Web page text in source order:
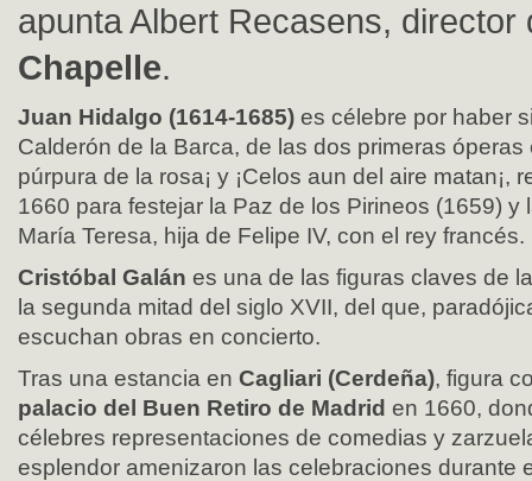
apunta Albert Recasens,
Chapelle.
Juan Hidalgo (1614-1685) es célebre por haber
Calderón de la Barca, de las dos primeras óperas
púrpura de la rosa¡ y ¡Celos aun del aire matan¡,
1660 para festejar la Paz de los Pirineos (1659) y
María Teresa, hija de Felipe IV, con el rey francés.
Cristóbal Galán es una de las figuras claves de
la segunda mitad del siglo XVII, del que,
escuchan obras en concierto.
Tras una estancia en Cagliari (Cerdeña), figura
palacio del Buen Retiro de Madrid en 1660,
célebres representaciones de comedias y
esplendor amenizaron las celebraciones durante